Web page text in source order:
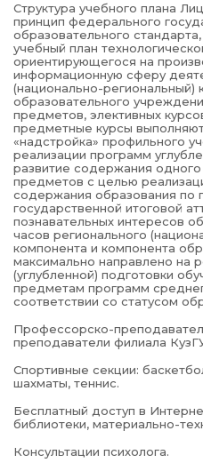
Структура учебного плана
принцип федерального
образовательного
учебный план
ориентирующегося на
информационную сферу
(национально-региональный)
образовательного
предметов, элективных
предметные курсы
«надстройка» профильного
реализации программ
развитие содержания
предметов с целью
содержания образования по
государственной итоговой
познавательных интересов
часов регионального
компонента и компонента
максимально направлено на
(углубленной) подготовки
предметам программ
соответствии со статусом
Профессорско-
преподаватели филиала
Спортивные секции:
шахматы, теннис.
Бесплатный доступ в
библиотеки, материально-
Консультации психолога.